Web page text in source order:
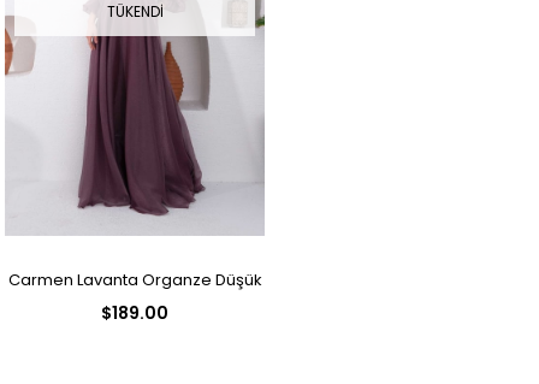
TÜKENDI
Carmen Lavanta Organze Düşük
$189.00